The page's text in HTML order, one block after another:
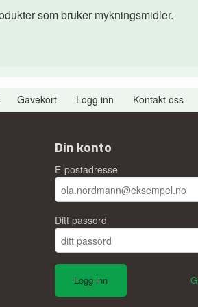
som bruker mykningsmidler.
Gavekort Logg inn Kontakt oss
Din konto
E-postadresse
Ditt passord